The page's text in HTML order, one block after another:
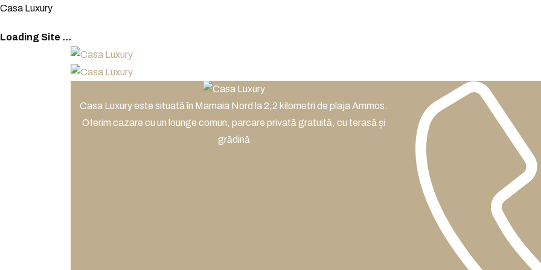
Casa Luxury
Loading Site ...
Casa Luxury este situată în Mamaia Nord la 2,2 kilometri de plaja Ammos.
Oferim cazare cu un lounge comun, parcare privată gratuită, cu terasă și
grădină